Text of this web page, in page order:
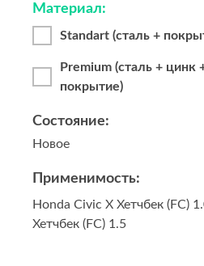
Состояние:
Новое
Материал:
Standart (сталь +
Premium (сталь + цинк
покрытие)
Применимость:
Honda Civic X Хетчбек (FC)
Хетчбек (FC) 1.5